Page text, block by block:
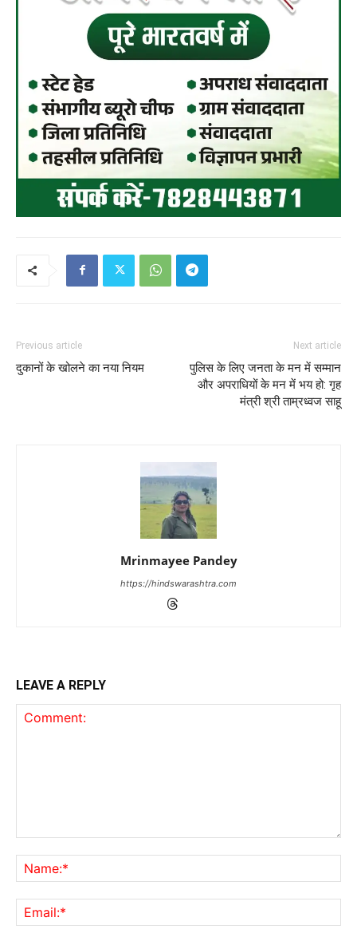
Previous article
दुकानों के खोलने का नया नियम
Next article
पुलिस के लिए जनता के मन में सम्मान
और अपराधियों के मन में भय हो: गृह
मंत्री श्री ताम्रध्वज साहू
Mrinmayee Pandey
https://hindswarashtra.com
LEAVE A REPLY